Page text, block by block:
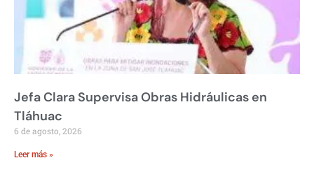
Jefa Clara Supervisa Obras Hidráulicas en
Tláhuac
6 de agosto, 2026
Leer más »